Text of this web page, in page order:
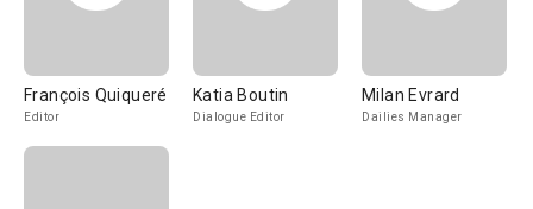
François Quiqueré
Editor
Katia Boutin
Dialogue Editor
Milan Evrard
Dailies Manager